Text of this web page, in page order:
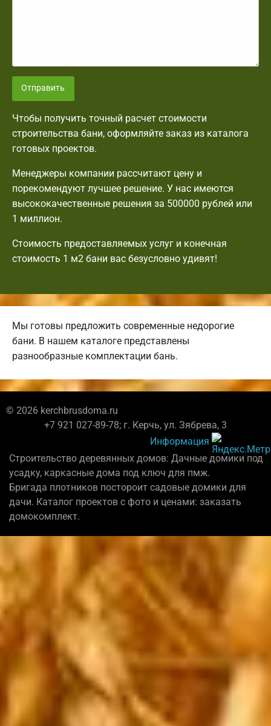
Отправить
Чтобы получить точный расчет стоимости
строительства бани, оформляйте заказ из каталога
готовых проектов.
Менеджеры компании рассчитают цену и
порекомендуют лучшее решение. У нас имеются
высококачественные решения за 500000 рублей или
1 миллион.
Стоимость предоставляемых услуг и конечная
стоимость 1 м2 бани вас безусловно удивят!
Мы готовы предложить современные недорогие
бани. В нашем каталоге представлены
разнообразные комплектации бань.
© 2026 kerchbrusdoma.ru
+7 921 027-89-78; г. Керчь, ул. Зябрева, 3
Информация
Строительство деревянных домов: Дачные домики под
усадку, каркасные дома под ключ для пмж.
Бригада плотников постороит садовые домики для
дачи. Каталог проектов с фото и ценами: заказать
домокомплект.